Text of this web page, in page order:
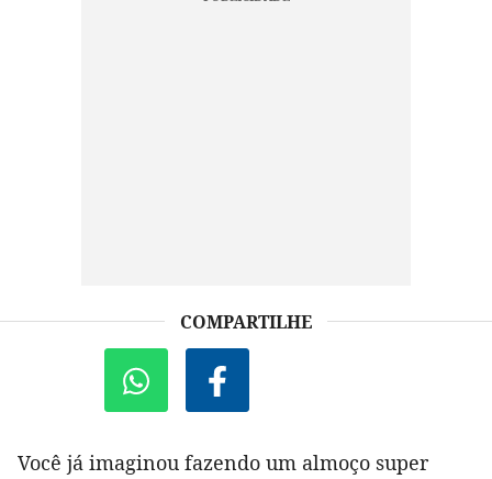
COMPARTILHE
Você já imaginou fazendo um almoço super